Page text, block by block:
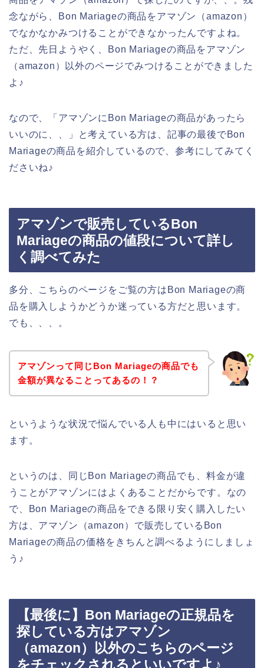
念ながら、Bon Mariageの商品をアマゾン（amazon）
でなかなかみつけることができなかったんですよね。
ただ、先日ようやく、Bon Mariageの商品をアマゾン
（amazon）以外のページでみつけることができました
よ♪
なので、「アマゾンにBon Mariageの商品があったら
いいのに、、」と考えている方は、記事の最後でBon
Mariageの商品を紹介しているので、参考にしてみてく
ださいね♪
アマゾンで販売しているBon
Mariageの商品の値段について詳し
く調べてみた
多分、こちらのページをご覧の方はBon Mariageの商
品を購入しようかどうか迷っている方だと思います。
でも、、、。
アマゾンって同じBon Mariageの商品でも
金額が異なることってあるの！？
というような状況で悩んでいる人も中にはいると思い
ます。
というのは、同じBon Mariageの商品でも、料金が違
うことがアマゾンにはよくあることだからです。なの
で、Bon Mariageの商品をできる限り安く購入したい
方は、アマゾン（amazon）で販売しているBon
Mariageの商品の価格をきちんと調べるようにしましょ
う♪
【最後に】Bon Mariageの正規品を
探している方はアマゾン
（amazon）以外のこちらのページ
をチェックされるといいですよ♪